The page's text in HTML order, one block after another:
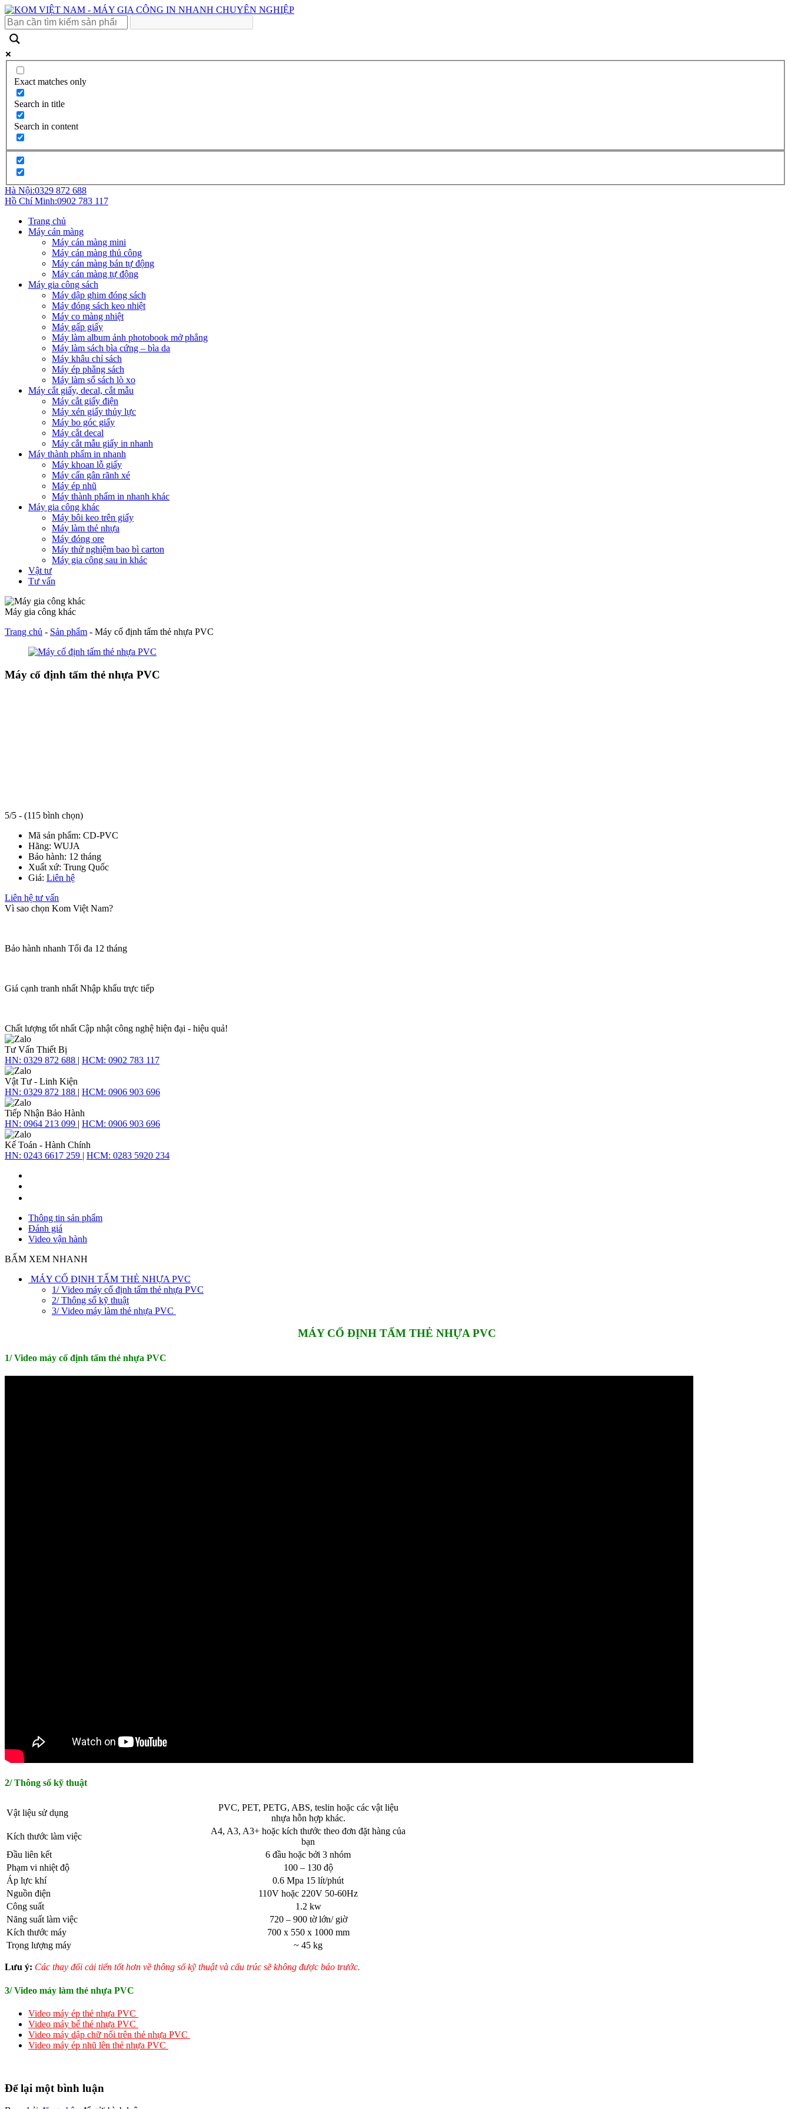
Exact matches only
Search in title
Search in content
Hà Nội:0329 872 688
Hồ Chí Minh:0902 783 117
Trang chủ
Máy cán màng
Máy cán màng mini
Máy cán màng thủ công
Máy cán màng bán tự động
Máy cán màng tự động
Máy gia công sách
Máy dập ghim đóng sách
Máy đóng sách keo nhiệt
Máy co màng nhiệt
Máy gấp giấy
Máy làm album ảnh photobook mở phẳng
Máy làm sách bìa cứng – bìa da
Máy khâu chỉ sách
Máy ép phẳng sách
Máy làm sổ sách lò xo
Máy cắt giấy, decal, cắt mẫu
Máy cắt giấy điện
Máy xén giấy thủy lực
Máy bo góc giấy
Máy cắt decal
Máy cắt mẫu giấy in nhanh
Máy thành phẩm in nhanh
Máy khoan lỗ giấy
Máy cấn gân rãnh xé
Máy ép nhũ
Máy thành phẩm in nhanh khác
Máy gia công khác
Máy bôi keo trên giấy
Máy làm thẻ nhựa
Máy đóng ore
Máy thử nghiệm bao bì carton
Máy gia công sau in khác
Vật tư
Tư vấn
Máy gia công khác
Trang chủ - Sản phẩm - Máy cố định tấm thẻ nhựa PVC
Máy cố định tấm thẻ nhựa PVC
5/5 - (115 bình chọn)
Mã sản phẩm: CD-PVC
Hãng: WUJA
Bảo hành: 12 tháng
Xuất xứ: Trung Quốc
Giá: Liên hệ
Liên hệ tư vấn
Vì sao chọn Kom Việt Nam?
Bảo hành nhanh Tối đa 12 tháng
Giá cạnh tranh nhất Nhập khẩu trực tiếp
Chất lượng tốt nhất Cập nhật công nghệ hiện đại - hiệu quả!
Tư Vấn Thiết Bị
HN: 0329 872 688 | HCM: 0902 783 117
Vật Tư - Linh Kiện
HN: 0329 872 188 | HCM: 0906 903 696
Tiếp Nhận Bảo Hành
HN: 0964 213 099 | HCM: 0906 903 696
Kế Toán - Hành Chính
HN: 0243 6617 259 | HCM: 0283 5920 234
Thông tin sản phẩm
Đánh giá
Video vận hành
BẤM XEM NHANH
MÁY CỐ ĐỊNH TẤM THẺ NHỰA PVC
1/ Video máy cố định tấm thẻ nhựa PVC
2/ Thông số kỹ thuật
3/ Video máy làm thẻ nhựa PVC
MÁY CỐ ĐỊNH TẤM THẺ NHỰA PVC
1/ Video máy cố định tấm thẻ nhựa PVC
2/ Thông số kỹ thuật
Vật liệu sử dụng
PVC, PET, PETG, ABS, teslin hoặc các vật liệu
nhựa hỗn hợp khác.
Kích thước làm việc
A4, A3, A3+ hoặc kích thước theo đơn đặt hàng của
bạn
Đầu liên kết
6 đầu hoặc bởi 3 nhóm
Phạm vi nhiệt độ
100 – 130 độ
Áp lực khí
0.6 Mpa 15 lít/phút
Nguồn điện
110V hoặc 220V 50-60Hz
Công suất
1.2 kw
Năng suất làm việc
720 – 900 tờ lớn/ giờ
Kích thước máy
700 x 550 x 1000 mm
Trọng lượng máy
~ 45 kg
Lưu ý: Các thay đổi cải tiến tốt hơn về thông số kỹ thuật và cấu trúc sẽ không được báo trước.
3/ Video máy làm thẻ nhựa PVC
Video máy ép thẻ nhựa PVC
Video máy bế thẻ nhựa PVC
Video máy dập chữ nổi trên thẻ nhựa PVC
Video máy ép nhũ lên thẻ nhựa PVC
Để lại một bình luận